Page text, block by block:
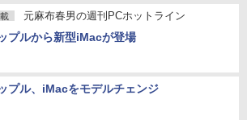
元麻布春男の週刊PCホットライン
プルから新型iMacが登場
プル、iMacをモデルチェンジ